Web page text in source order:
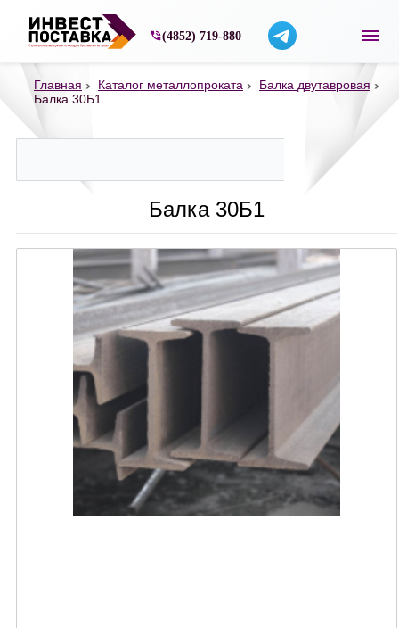
Строительные материалы со склада в
(4852) 719-880
Главная Каталог металлопроката
Балка двутавровая
Балка 30Б1
Балка 30Б1